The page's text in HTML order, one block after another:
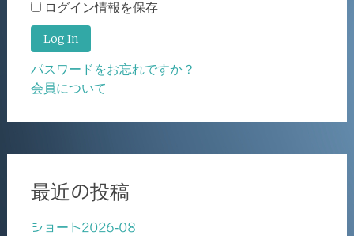
ログイン情報を保存
パスワードをお忘れですか？
会員について
最近の投稿
ショート2026-08